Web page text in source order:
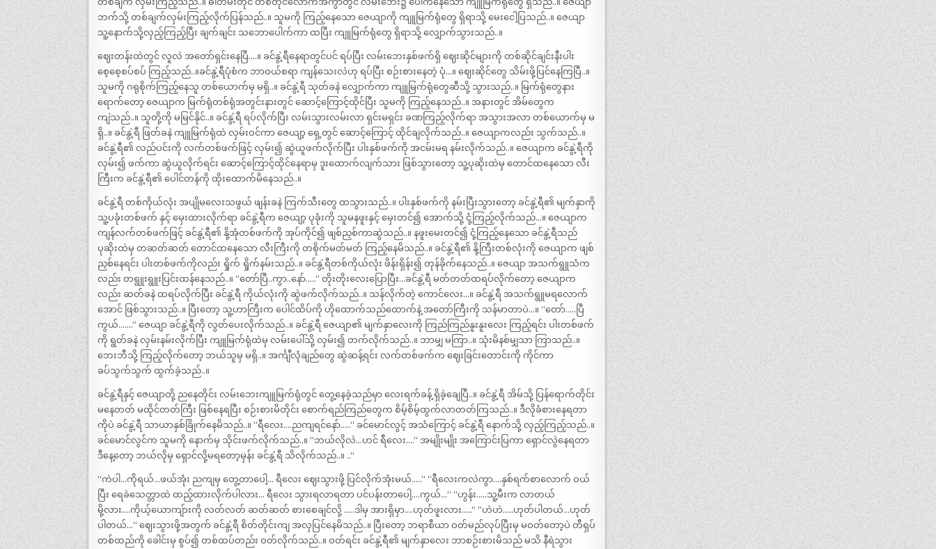
ဘက်သို့ တစ်ချက်လှမ်းကြည့်လိုက်ပြန်သည်..။ သူမကို ကြည့်နေသော ဇေယျာကို ကျူမြက်ရုံတွေ ရှိရာသို့ မေးငေါ့ပြသည်..။ ဇေယျာ
သူ့နောက်သို့လှည့်ကြည့်ပြီး ချက်ချင်း သဘောပေါက်ကာ ထပြီး ကျူမြက်ရုံတွေ ရှိရာသို့ လျှောက်သွားသည်..။
ဈေးတန်းထဲတွင် လူလဲ အတော်ရှင်းနေပြီ….။ ခင်နွဲ့ရီနေရာတွင်ပင် ရပ်ပြီး လမ်းဘေးနှစ်ဖက်ရှိ ဈေးဆိုင်များကို တစ်ဆိုင်ချင်းနီးပါး
စေ့စေ့စပ်စပ် ကြည့်သည်..။ခင်နွဲ့ရီပုံစံက ဘာဝယ်စရာ ကျန်သေးလဲဟု ရပ်ပြီး စဉ်းစားနေတဲ့ ပုံ…။ ဈေးဆိုင်တွေ သိမ်းဖို့ပြင်နေကြပြီ..။
သူမကို ဂရုစိုက်ကြည့်နေသူ တစ်ယောက်မှ မရှိ..။ ခင်နွဲ့ရီ သုတ်ခနဲ လျှောက်ကာ ကျူမြက်ရုံတွေဆီသို့ သွားသည်..။ မြက်ရုံတွေနား
ရောက်တော့ ဇေယျာက မြက်ရုံတစ်ရုံအတွင်းနားတွင် ဆောင့်ကြောင့်ထိုင်ပြီး သူမကို ကြည့်နေသည်..။ အနားတွင် အိမ်တွေက
ကျဲသည်..။ သူတို့ကို မမြင်နိုင်..။ ခင်နွဲ့ရီ ရပ်လိုက်ပြီး လမ်းသွားလမ်းလာ ရှင်းမရှင်း ခဏကြည့်လိုက်ရာ အသွားအလာ တစ်ယောက်မှ မ
ရှိ..။ ခင်နွဲ့ရီ ဖြတ်ခနဲ ကျူမြက်ရုံထဲ လှမ်းဝင်ကာ ဇေယျာ့ ရှေ့တွင် ဆောင့်ကြောင့် ထိုင်ချလိုက်သည်..။ ဇေယျာကလည်း သွက်သည်..။
ခင်နွဲ့ရီ၏ လည်ပင်းကို လက်တစ်ဖက်ဖြင့် လှမ်း၍ ဆွဲယူဖက်လိုက်ပြီး ပါးနှစ်ဖက်ကို အငမ်းမရ နမ်းလိုက်သည်..။ ဇေယျာက ခင်နွဲ့ရီကို
လှမ်း၍ ဖက်ကာ ဆွဲယူလိုက်ရင်း ဆောင့်ကြောင့်ထိုင်နေရာမှ ဒူးထောက်လျက်သား ဖြစ်သွားတော့ သူ့ပုဆိုးထဲမှ တောင်ထနေသော လီး
ကြီးက ခင်နွဲ့ရီ၏ ပေါင်တန်ကို ထိုးထောက်မိနေသည်..။
ခင်နွဲ့ရီ တစ်ကိုယ်လုံး အပျိုမလေးသဖွယ် ဖျန်းခနဲ ကြက်သီးတွေ ထသွားသည်..။ ပါးနှစ်ဖက်ကို နမ်းပြီးသွားတော့ ခင်နွဲ့ရီ၏ မျက်နှာကို
သူ့ပခုံးတစ်ဖက် နှင့် မှေးထားလိုက်ရာ ခင်နွဲ့ရီက ဇေယျာ့ ပုခုံးကို သူမနဖူးနှင့် မှေးတင်၍ အောက်သို့ ငုံ့ကြည့်လိုက်သည်…။ ဇေယျာက
ကျန်လက်တစ်ဖက်ဖြင့် ခင်နွဲ့ရီ၏ နို့အုံတစ်ဖက်ကို အုပ်ကိုင်၍ ဖျစ်ညှစ်ကာဆွဲသည်..။ နဖူးမေးတင်၍ ငုံ့ကြည့်နေသော ခင်နွဲ့ရီသည်
ပုဆိုးထဲမှ တဆတ်ဆတ် တောင်ထနေသော လီးကြီးကို တစိုက်မတ်မတ် ကြည့်နေမိသည်..။ ခင်နွဲ့ရီ၏ နို့ကြီးတစ်လုံးကို ဇေယျာက ဖျစ်
ညှစ်နေရင်း ပါးတစ်ဖက်ကိုလည်း ရှိုက် ရှိုက်နမ်းသည်..။ ခင်နွဲ့ရီတစ်ကိုယ်လုံး ဖိန်းရှိန်း၍ တုန်ခိုက်နေသည်..။ ဇေယျာ အသက်ရွူသံက
လည်း တရွူးရွူးပြင်းထန်နေသည်..။ “တော်ပြီ..ကွာ..နော်…..“ တိုးတိုးလေးပြောပြီး…ခင်နွဲ့ရီ မတ်တတ်ထရပ်လိုက်တော့ ဇေယျာက
လည်း ဆတ်ခနဲ ထရပ်လိုက်ပြီး ခင်နွဲ့ရီ ကိုယ်လုံးကို ဆွဲဖက်လိုက်သည်..။ သန်လိုက်တဲ့ ကောင်လေး…။ ခင်နွဲ့ရီ အသက်ရွူမရလောက်
အောင် ဖြစ်သွားသည်..။ ပြီးတော့ သူ့ဟာကြီးက ပေါင်ထိပ်ကို ဟိုထောက်သည်ထောက်နဲ့ အတော်ကြီးကို သန်မာတာပဲ…။ “တော်…..ပြီ
ကွယ်…….“ ဇေယျာ ခင်နွဲ့ရီကို လွတ်ပေးလိုက်သည်..။ ခင်နွဲ့ရီ ဇေယျာ၏ မျက်နှာလေးကို ကြည်ကြည်နူးနူးလေး ကြည့်ရင်း ပါးတစ်ဖက်
ကို ရွတ်ခနဲ လှမ်းနမ်းလိုက်ပြီး ကျူမြက်ရုံထဲမှ လမ်းပေါ်သို့ လှမ်း၍ တက်လိုက်သည်..။ ဘာမျှ မကြာ..။ သုံးမိနစ်မျှသာ ကြာသည်..။
ဘေးဘီသို့ ကြည့်လိုက်တော့ ဘယ်သူမှ မရှိ..။ အင်္ကျီလုံချည်တွေ ဆွဲဆန့်ရင်း လက်တစ်ဖက်က ဈေးခြင်းတောင်းကို ကိုင်ကာ
ခပ်သွက်သွက် ထွက်ခဲ့သည်..။
ခင်နွဲ့ရီနှင့် ဇေယျာတို့ ညနေတိုင်း လမ်းဘေးကျူမြက်ရုံတွင် တွေ့နေခဲ့သည်မှာ လေးရက်ခန့် ရှိခဲ့ချေပြီ..။ ခင်နွဲ့ရီ အိမ်သို့ ပြန်ရောက်တိုင်း
မနေတတ် မထိုင်တတ်ကြီး ဖြစ်နေရပြီး စဉ်းစားမိတိုင်း စောက်ရည်ကြည်တွေက စိမ့်စိမ့်ထွက်လာတတ်ကြသည်..။ ဒီလိုခံစားနေရတာ
ကိုပဲ ခင်နွဲ့ရီ သာယာနှစ်ခြိုက်နေမိသည်..။ “ရီလေး….ညကျရင်နော်…..“ ခင်မောင်လွင့် အသံကြောင့် ခင်နွဲ့ရီ နောက်သို့ လှည့်ကြည့်သည်..။
ခင်မောင်လွင်က သူမကို နောက်မှ သိုင်းဖက်လိုက်သည်..။ “ဘယ်လိုလဲ…ဟင် ရီလေး….“ အမျိုးမျိုး အကြောင်းပြကာ ရှောင်လွဲနေရတာ
ဒီနေ့တော့ ဘယ်လိုမှ ရှောင်လို့မရတော့မှန်း ခင်နွဲ့ရီ သိလိုက်သည်..။ ..“
“ကဲပါ…ကိုရယ်…ဖယ်အုံး ညကျမှ တွေ့တာပေါ့… ရီလေး ဈေးသွားဖို့ ပြင်လိုက်အုံးမယ်…..“ “ရီလေးကလဲကွာ….နှစ်ရက်စာလောက် ဝယ်
ပြီး ရေခဲသေတ္တာထဲ ထည့်ထားလိုက်ပါလား… ရီလေး သွားရလာရတာ ပင်ပန်းတာပေါ့….ကွယ်…“ “ဟွန်း…..သူ့မီးက လာတယ်
မို့လား….ကိုယ့်ယောကျ်ားကို လတ်လတ် ဆတ်ဆတ် စားစေချင်လို့ …..ဒါမှ အားရှိမှာ….ဟုတ်ဖူးလား…..“ “ဟဲဟဲ…..ဟုတ်ပါတယ်…ဟုတ်
ပါတယ်…“ ဈေးသွားဖို့အတွက် ခင်နွဲ့ရီ စိတ်တိုင်းကျ အလှပြင်နေမိသည်..။ ပြီးတော့ ဘရာစီယာ ဝတ်မည်လုပ်ပြီးမှ မဝတ်တော့ပဲ တီရှပ်
တစ်ထည်ကို ခေါင်းမှ စွပ်၍ တစ်ထပ်တည်း ဝတ်လိုက်သည်..။ ဝတ်ရင်း ခင်နွဲ့ရီ၏ မျက်နှာလေး ဘာစဉ်းစားမိသည် မသိ နီရဲသွား